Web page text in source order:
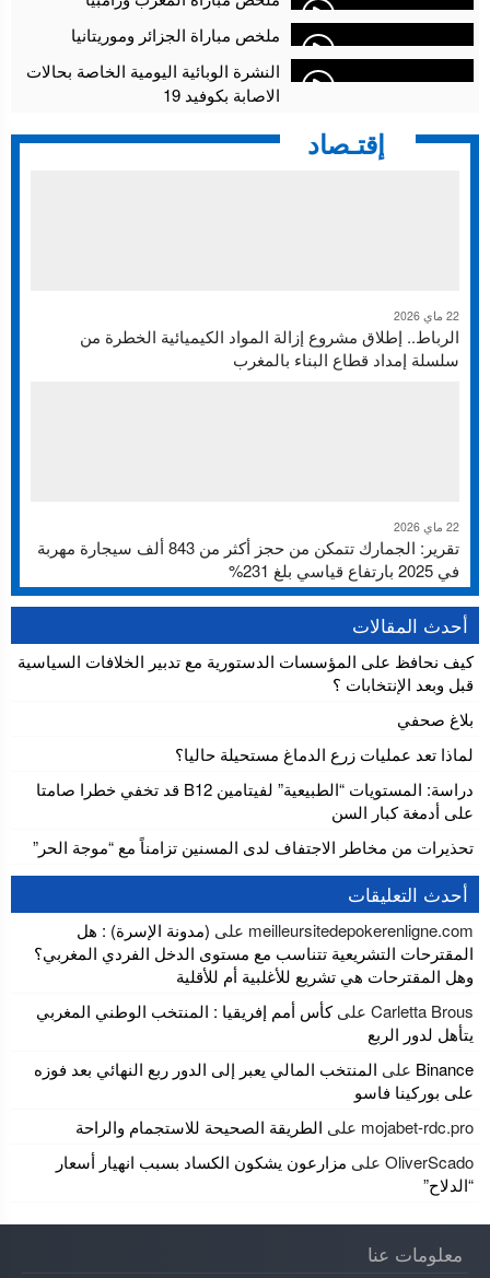
ملخص مباراة الجزائر وموريتانيا
النشرة الوبائية اليومية الخاصة بحالات
الاصابة بكوفيد 19
إقتـصاد
22 ماي 2026
الرباط.. إطلاق مشروع إزالة المواد الكيميائية الخطرة من
سلسلة إمداد قطاع البناء بالمغرب
22 ماي 2026
تقرير: الجمارك تتمكن من حجز أكثر من 843 ألف سيجارة مهربة
في 2025 بارتفاع قياسي بلغ 231%
أحدث المقالات
كيف نحافظ على المؤسسات الدستورية مع تدبير الخلافات السياسية
قبل وبعد الإنتخابات ؟
بلاغ صحفي
لماذا تعد عمليات زرع الدماغ مستحيلة حاليا؟
دراسة: المستويات “الطبيعية” لفيتامين B12 قد تخفي خطرا صامتا
على أدمغة كبار السن
تحذيرات من مخاطر الاجتفاف لدى المسنين تزامناً مع “موجة الحر”
أحدث التعليقات
meilleursitedepokerenligne.com على (مدونة الإسرة) : هل
المقترحات التشريعية تتناسب مع مستوى الدخل الفردي المغربي؟
وهل المقترحات هي تشريع للأغلبية أم للأقلية
Carletta Brous علىكأس أمم إفريقيا : المنتخب الوطني المغربي
يتأهل لدور الربع
Binance على المنتخب المالي يعبر إلى الدور ربع النهائي بعد فوزه
على بوركينا فاسو
mojabet-rdc.pro على الطريقة الصحيحة للاستجمام والراحة
OliverScado على مزارعون يشكون الكساد بسبب انهيار أسعار
“الدلاح”
معلومات عنا